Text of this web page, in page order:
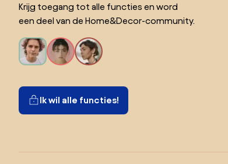
Krijg toegang tot alle functies en word
een deel van de Home&Decor-community.
Ik wil alle functies!